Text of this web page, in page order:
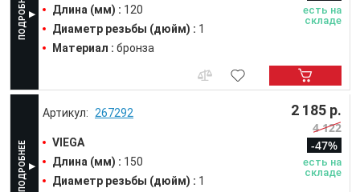
Длина (мм) : 120
Диаметр резьбы (дюйм) : 1
Материал : бронза
есть на
складе
267292
VIEGA
Длина (мм) : 150
Диаметр резьбы (дюйм) : 1
2 185 р.
4 122
-47%
есть на
складе